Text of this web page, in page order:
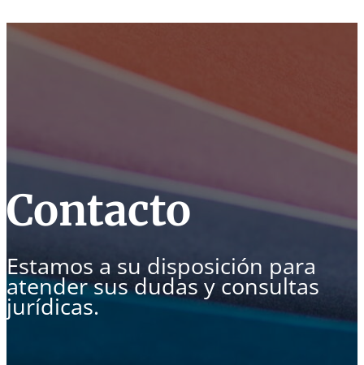
Contacto
Estamos a su disposición para
atender sus dudas y consultas
jurídicas.